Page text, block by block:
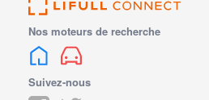
Nos moteurs de recherche
Suivez-nous